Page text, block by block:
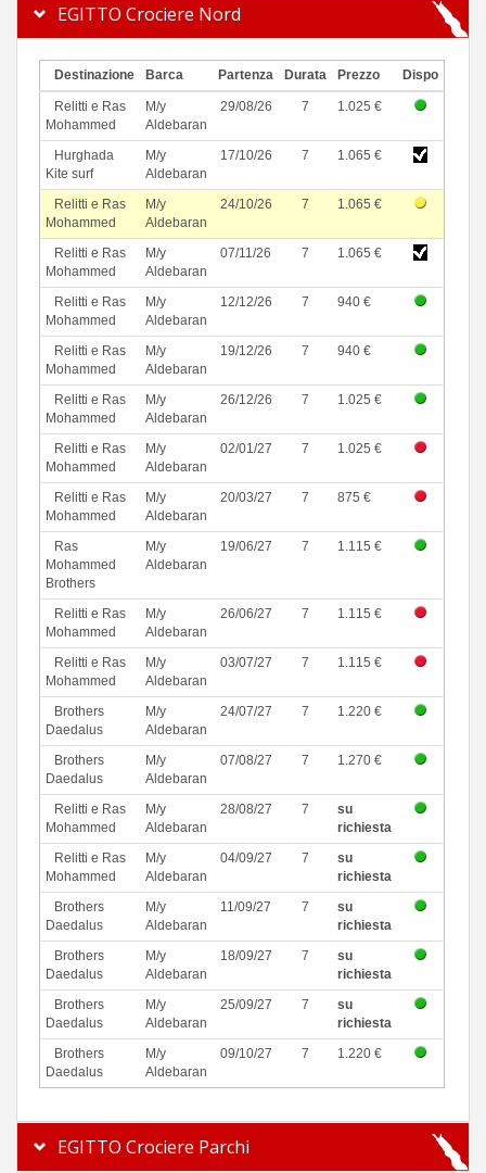
EGITTO Crociere Nord
Destinazione Barca Partenza Durata Prezzo Dispo
Relitti e Ras
Mohammed
M/y
Aldebaran
29/08/26 7 1.025 €
Hurghada
Kite surf
M/y
Aldebaran
17/10/26 7 1.065 €
Relitti e Ras
Mohammed
M/y
Aldebaran
24/10/26 7 1.065 €
Relitti e Ras
Mohammed
M/y
Aldebaran
07/11/26 7 1.065 €
Relitti e Ras
Mohammed
M/y
Aldebaran
12/12/26 7 940 €
Relitti e Ras
Mohammed
M/y
Aldebaran
19/12/26 7 940 €
Relitti e Ras
Mohammed
M/y
Aldebaran
26/12/26 7 1.025 €
Relitti e Ras
Mohammed
M/y
Aldebaran
02/01/27 7 1.025 €
Relitti e Ras
Mohammed
M/y
Aldebaran
20/03/27 7 875 €
Ras
Mohammed
Brothers
M/y
Aldebaran
19/06/27 7 1.115 €
Relitti e Ras
Mohammed
M/y
Aldebaran
26/06/27 7 1.115 €
Relitti e Ras
Mohammed
M/y
Aldebaran
03/07/27 7 1.115 €
Brothers
Daedalus
M/y
Aldebaran
24/07/27 7 1.220 €
Brothers
Daedalus
M/y
Aldebaran
07/08/27 7 1.270 €
Relitti e Ras
Mohammed
M/y
Aldebaran
28/08/27 7
su
richiesta
Relitti e Ras
Mohammed
M/y
Aldebaran
04/09/27 7
su
richiesta
Brothers
Daedalus
M/y
Aldebaran
11/09/27 7
su
richiesta
Brothers
Daedalus
M/y
Aldebaran
18/09/27 7
su
richiesta
Brothers
Daedalus
M/y
Aldebaran
25/09/27 7
su
richiesta
Brothers
Daedalus
M/y
Aldebaran
09/10/27 7 1.220 €
EGITTO Crociere Parchi